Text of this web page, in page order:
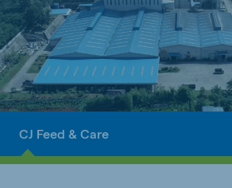
CJ Feed & Care